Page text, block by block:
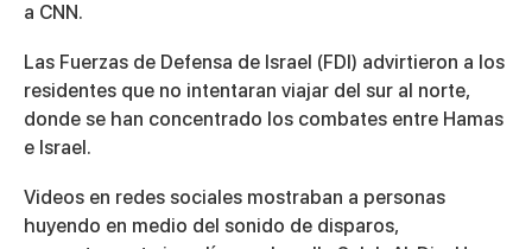
a CNN.
Las Fuerzas de Defensa de Israel (FDI) advirtieron a los
residentes que no intentaran viajar del sur al norte,
donde se han concentrado los combates entre Hamas
e Israel.
Videos en redes sociales mostraban a personas
huyendo en medio del sonido de disparos,